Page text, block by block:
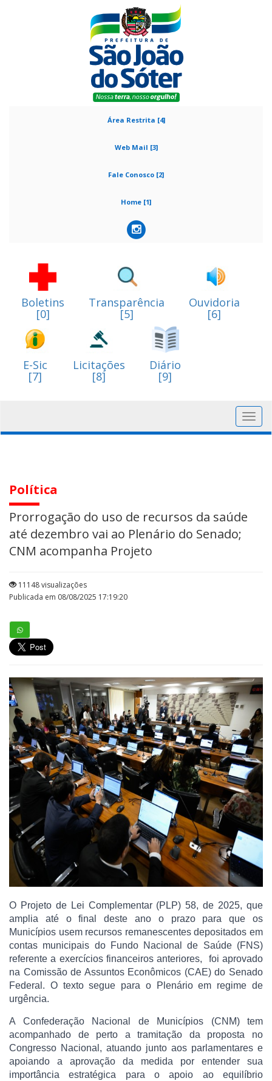
Área Restrita [4]
Web Mail [3]
Fale Conosco [2]
Home [1]
Boletins
[0]
Transparência
[5]
Ouvidoria
[6]
E-Sic
[7]
Licitações
[8]
Diário
[9]
Política
Prorrogação do uso de recursos da saúde
até dezembro vai ao Plenário do Senado;
CNM acompanha Projeto
11148 visualizações
Publicada em 08/08/2025 17:19:20
O Projeto de Lei Complementar (PLP) 58, de 2025, que
amplia até o final deste ano o prazo para que os
Municípios usem recursos remanescentes depositados em
contas municipais do Fundo Nacional de Saúde (FNS)
referente a exercícios financeiros anteriores, foi aprovado
na Comissão de Assuntos Econômicos (CAE) do Senado
Federal. O texto segue para o Plenário em regime de
urgência.
A Confederação Nacional de Municípios (CNM) tem
acompanhado de perto a tramitação da proposta no
Congresso Nacional, atuando junto aos parlamentares e
apoiando a aprovação da medida por entender sua
importância estratégica para o apoio ao equilíbrio